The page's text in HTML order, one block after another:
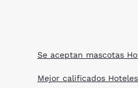
Se aceptan mascotas
Mejor calificados